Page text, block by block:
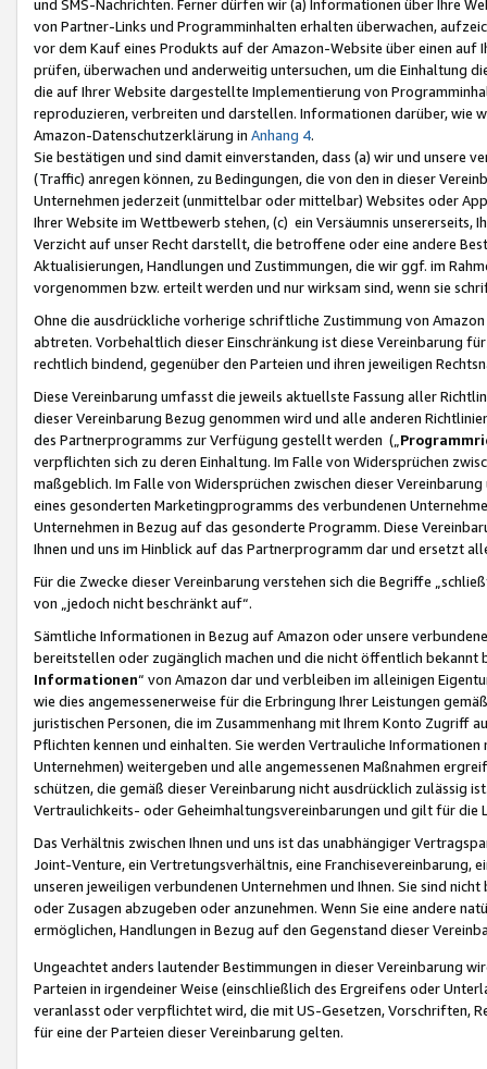
und SMS-Nachrichten. Ferner dürfen wir (a) Informationen über Ihre
von Partner-Links und Programminhalten erhalten überwachen,
vor dem Kauf eines Produkts auf der Amazon-Website über einen
prüfen, überwachen und anderweitig untersuchen, um die Einhaltung
die auf Ihrer Website dargestellte Implementierung von
reproduzieren, verbreiten und darstellen. Informationen darüber, wie
Amazon-Datenschutzerklärung in Anhang 4.
Sie bestätigen und sind damit einverstanden, dass (a) wir und
(Traffic) anregen können, zu Bedingungen, die von den in dieser
Unternehmen jederzeit (unmittelbar oder mittelbar) Websites oder
Ihrer Website im Wettbewerb stehen, (c) ein Versäumnis unsererseits,
Verzicht auf unser Recht darstellt, die betroffene oder eine andere
Aktualisierungen, Handlungen und Zustimmungen, die wir ggf. im
vorgenommen bzw. erteilt werden und nur wirksam sind, wenn sie
Ohne die ausdrückliche vorherige schriftliche Zustimmung von
abtreten. Vorbehaltlich dieser Einschränkung ist diese Vereinbarung
rechtlich bindend, gegenüber den Parteien und ihren jeweiligen
Diese Vereinbarung umfasst die jeweils aktuellste Fassung aller
dieser Vereinbarung Bezug genommen wird und alle anderen
des Partnerprogramms zur Verfügung gestellt werden („
verpflichten sich zu deren Einhaltung. Im Falle von Widersprüchen
maßgeblich. Im Falle von Widersprüchen zwischen dieser
eines gesonderten Marketingprogramms des verbundenen
Unternehmen in Bezug auf das gesonderte Programm. Diese
Ihnen und uns im Hinblick auf das Partnerprogramm dar und ersetzt
Für die Zwecke dieser Vereinbarung verstehen sich die Begriffe
von „jedoch nicht beschränkt auf“.
Sämtliche Informationen in Bezug auf Amazon oder unsere
bereitstellen oder zugänglich machen und die nicht öffentlich
Informationen“ von Amazon dar und verbleiben im alleinigen
wie dies angemessenerweise für die Erbringung Ihrer Leistungen
juristischen Personen, die im Zusammenhang mit Ihrem Konto
Pflichten kennen und einhalten. Sie werden Vertrauliche
Unternehmen) weitergeben und alle angemessenen Maßnahmen
schützen, die gemäß dieser Vereinbarung nicht ausdrücklich zulässig
Vertraulichkeits- oder Geheimhaltungsvereinbarungen und gilt für die
Das Verhältnis zwischen Ihnen und uns ist das unabhängiger
Joint-Venture, ein Vertretungsverhältnis, eine Franchisevereinbarung,
unseren jeweiligen verbundenen Unternehmen und Ihnen. Sie sind
oder Zusagen abzugeben oder anzunehmen. Wenn Sie eine andere
ermöglichen, Handlungen in Bezug auf den Gegenstand dieser
Ungeachtet anders lautender Bestimmungen in dieser Vereinbarung
Parteien in irgendeiner Weise (einschließlich des Ergreifens oder
veranlasst oder verpflichtet wird, die mit US-Gesetzen, Vorschriften,
für eine der Parteien dieser Vereinbarung gelten.